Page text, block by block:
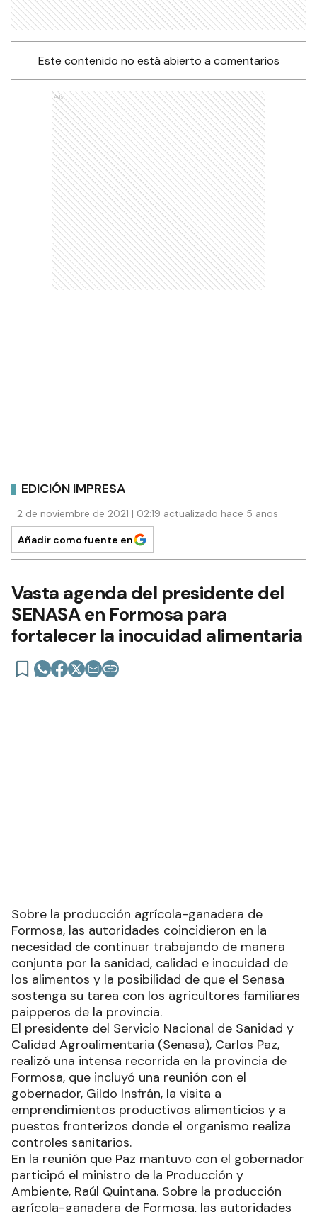
Este contenido no está abierto a comentarios
Ads
EDICIÓN IMPRESA
2 de noviembre de 2021 | 02:19 actualizado hace 5 años
Añadir como fuente en
Vasta agenda del presidente del
SENASA en Formosa para
fortalecer la inocuidad alimentaria
Sobre la producción agrícola-ganadera de
Formosa, las autoridades coincidieron en la
necesidad de continuar trabajando de manera
conjunta por la sanidad, calidad e inocuidad de
los alimentos y la posibilidad de que el Senasa
sostenga su tarea con los agricultores familiares
paipperos de la provincia.
El presidente del Servicio Nacional de Sanidad y
Calidad Agroalimentaria (Senasa), Carlos Paz,
realizó una intensa recorrida en la provincia de
Formosa, que incluyó una reunión con el
gobernador, Gildo Insfrán, la visita a
emprendimientos productivos alimenticios y a
puestos fronterizos donde el organismo realiza
controles sanitarios.
En la reunión que Paz mantuvo con el gobernador
participó el ministro de la Producción y
Ambiente, Raúl Quintana. Sobre la producción
agrícola-ganadera de Formosa, las autoridades